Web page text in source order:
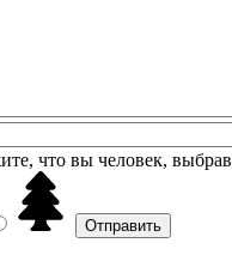
что вы человек, выбрав